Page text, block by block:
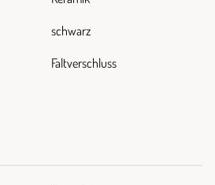
schwarz
Faltverschluss